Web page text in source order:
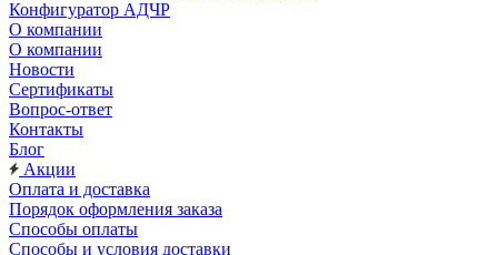
Конфигуратор АДЧР
О компании
О компании
Новости
Сертификаты
Вопрос-ответ
Контакты
Блог
Акции
Оплата и доставка
Порядок оформления заказа
Способы оплаты
Способы и условия доставки